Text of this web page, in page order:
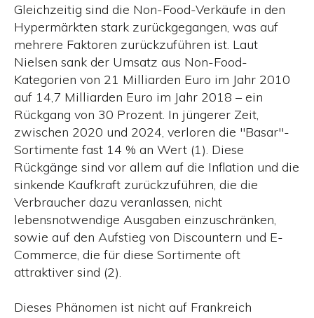
Gleichzeitig sind die Non-Food-Verkäufe in den
Hypermärkten stark zurückgegangen, was auf
mehrere Faktoren zurückzuführen ist. Laut
Nielsen sank der Umsatz aus Non-Food-
Kategorien von 21 Milliarden Euro im Jahr 2010
auf 14,7 Milliarden Euro im Jahr 2018 – ein
Rückgang von 30 Prozent. In jüngerer Zeit,
zwischen 2020 und 2024, verloren die "Basar"-
Sortimente fast 14 % an Wert (1). Diese
Rückgänge sind vor allem auf die Inflation und die
sinkende Kaufkraft zurückzuführen, die die
Verbraucher dazu veranlassen, nicht
lebensnotwendige Ausgaben einzuschränken,
sowie auf den Aufstieg von Discountern und E-
Commerce, die für diese Sortimente oft
attraktiver sind (2).
Dieses Phänomen ist nicht auf Frankreich